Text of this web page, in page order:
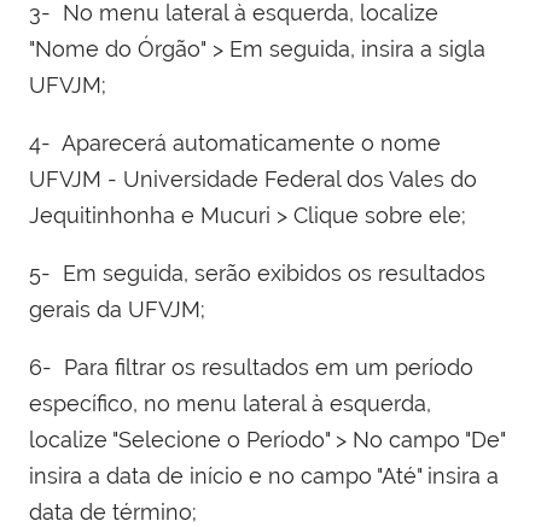
3- No menu lateral à esquerda, localize
"Nome do Órgão" > Em seguida, insira a sigla
UFVJM;
4- Aparecerá automaticamente o nome
UFVJM - Universidade Federal dos Vales do
Jequitinhonha e Mucuri > Clique sobre ele;
5- Em seguida, serão exibidos os resultados
gerais da UFVJM;
6- Para filtrar os resultados em um período
específico, no menu lateral à esquerda,
localize "Selecione o Período" > No campo "De"
insira a data de início e no campo "Até" insira a
data de término;